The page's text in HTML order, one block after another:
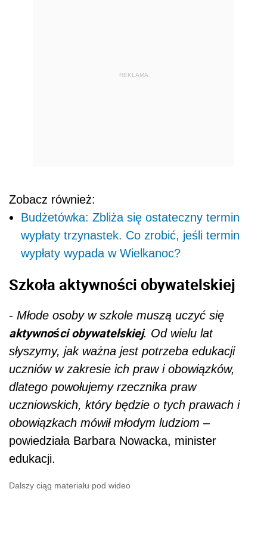
REKLAMA
Zobacz również:
Budżetówka: Zbliża się ostateczny termin
wypłaty trzynastek. Co zrobić, jeśli termin
wypłaty wypada w Wielkanoc?
Szkoła aktywności obywatelskiej
- Młode osoby w szkole muszą uczyć się
aktywności obywatelskiej. Od wielu lat
słyszymy, jak ważna jest potrzeba edukacji
uczniów w zakresie ich praw i obowiązków,
dlatego powołujemy rzecznika praw
uczniowskich, który będzie o tych prawach i
obowiązkach mówił młodym ludziom –
powiedziała Barbara Nowacka, minister
edukacji.
Dalszy ciąg materiału pod wideo